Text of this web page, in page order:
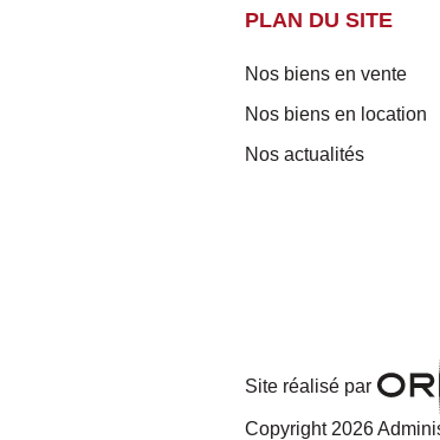
PLAN DU SITE
Nos biens en vente
Nos biens en location
Nos actualités
Site réalisé par
Copyright 2026